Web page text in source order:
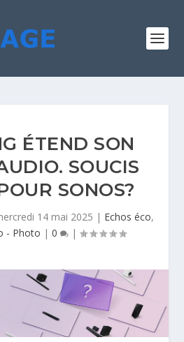
ÉTEND SON
SOUCIS
SONOS?
14 mai 2025 | Echos éco,
- Photo | 0 |